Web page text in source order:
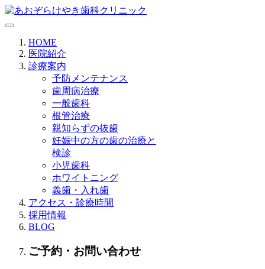
HOME
医院紹介
診療案内
予防メンテナンス
歯周病治療
一般歯科
根管治療
親知らずの抜歯
妊娠中の方の歯の治療と
検診
小児歯科
ホワイトニング
義歯・入れ歯
アクセス・診療時間
採用情報
BLOG
ご予約・お問い合わせ